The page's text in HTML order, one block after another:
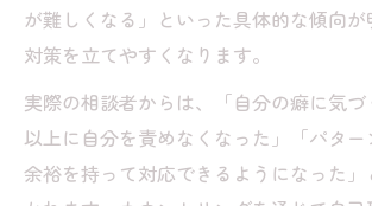
が難しくなる」といった具体的な傾向が
対策を立てやすくなります。
実際の相談者からは、「自分の癖に気
以上に自分を責めなくなった」「パタ
余裕を持って対応できるようになった